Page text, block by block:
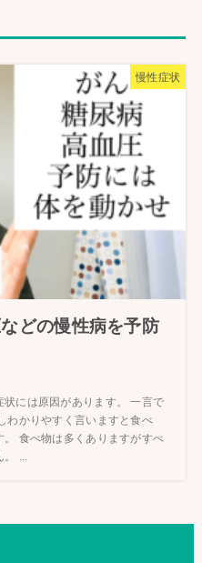
慢性症状
どの慢性病を予防
には原因があります。 一言で
わかりやすく言いますと食べ
食べ物は多くありますがすべ
...